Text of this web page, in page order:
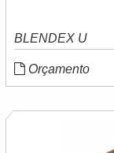
BLENDEX U
Orçamento